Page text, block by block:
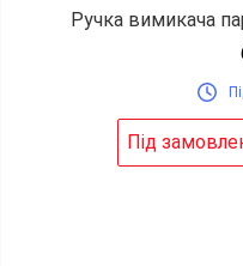
Ручка вимикача
Під